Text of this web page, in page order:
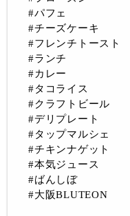
#パフェ
#チーズケーキ
#フレンチトースト
#ランチ
#カレー
#タコライス
#クラフトビール
#デリプレート
#タップマルシェ
#チキンナゲット
#本気ジュース
#ばんしぼ
#大阪BLUTEON